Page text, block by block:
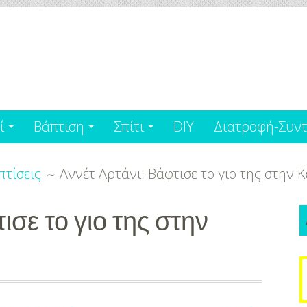
Βάπτιση Σπίτι DIY Διατροφή-
Aννέτ Αρτάνι: Βάφτισε το γιο της στην
το γιο της στην